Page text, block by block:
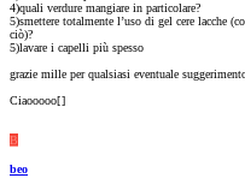
4)quali verdure mangiare in particolare?
5)smettere totalmente l’uso di gel cere lacche
ciò)?
5)lavare i capelli più spesso
grazie mille per qualsiasi eventuale
Ciaooooo[]
B
beo